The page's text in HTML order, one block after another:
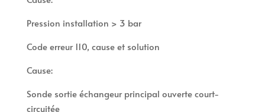
Pression installation > 3 bar
Code erreur 110, cause et solution
Cause:
Sonde sortie échangeur principal ouverte court-
circuitée